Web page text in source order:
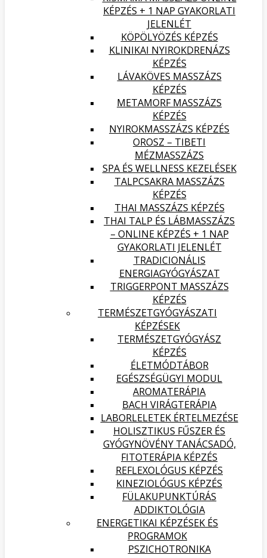
KÉPZÉS + 1 NAP GYAKORLATI
JELENLÉT
KÖPÖLYÖZÉS KÉPZÉS
KLINIKAI NYIROKDRENÁZS
KÉPZÉS
LÁVAKÖVES MASSZÁZS
KÉPZÉS
METAMORF MASSZÁZS
KÉPZÉS
NYIROKMASSZÁZS KÉPZÉS
OROSZ – TIBETI
MÉZMASSZÁZS
SPA ÉS WELLNESS KEZELÉSEK
TALPCSAKRA MASSZÁZS
KÉPZÉS
THAI MASSZÁZS KÉPZÉS
THAI TALP ÉS LÁBMASSZÁZS
– ONLINE KÉPZÉS + 1 NAP
GYAKORLATI JELENLÉT
TRADICIONÁLIS
ENERGIAGYÓGYÁSZAT
TRIGGERPONT MASSZÁZS
KÉPZÉS
TERMÉSZETGYÓGYÁSZATI
KÉPZÉSEK
TERMÉSZETGYÓGYÁSZ
KÉPZÉS
ÉLETMÓDTÁBOR
EGÉSZSÉGÜGYI MODUL
AROMATERÁPIA
BACH VIRÁGTERÁPIA
LABORLELETEK ÉRTELMEZÉSE
HOLISZTIKUS FŰSZER ÉS
GYÓGYNÖVÉNY TANÁCSADÓ,
FITOTERÁPIA KÉPZÉS
REFLEXOLÓGUS KÉPZÉS
KINEZIOLÓGUS KÉPZÉS
FÜLAKUPUNKTÚRÁS
ADDIKTOLÓGIA
ENERGETIKAI KÉPZÉSEK ÉS
PROGRAMOK
PSZICHOTRONIKA